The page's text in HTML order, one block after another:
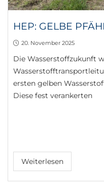
HEP: GELBE
20. November 2025
Die Wasserstoffzukunft
ersten gelben
Diese fest verankerten
Weiterlesen